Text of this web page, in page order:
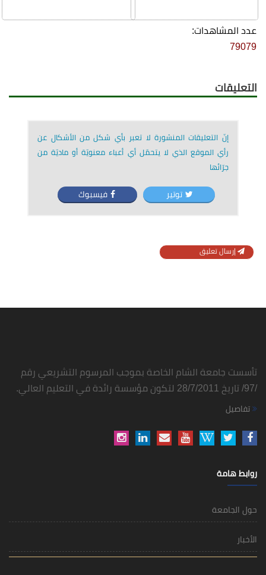
عدد المشاهدات:
79079
التعليقات
إنّ التعليقات المنشورة لا تعبر بأي شكل من الأشكال عن
رأي الموقع الذي لا يتحمّل أي أعباء معنويّة أو ماديّة من
جرّائها
توتير فيسبوك
إرسال تعليق
تأسست جامعة الشام الخاصة بموجب المرسوم التشريعي رقم
/97/ تاريخ 28/7/2011 لتكون مؤسسة رائدة في التعليم العالي.
تفاصيل
روابط هامة
حول الجامعة
الأخبار